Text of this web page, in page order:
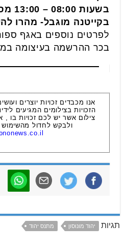
בשעות 08:00 – 13:00
בקייטנה מוגבל- מהרו
לפרטים נוספים באגף
בכר ההרשמה בעיצומה
אנו מכבדים זכויות יוצרים
הזכויות בצילומים המגיעים
צילום אשר יש לכם זכויות בו ,
ולבקש לחדול
תגיות יהוד מונוסון מתנס יהוד